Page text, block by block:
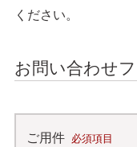
ください。
お問い合わせ
ご用件 必須項目